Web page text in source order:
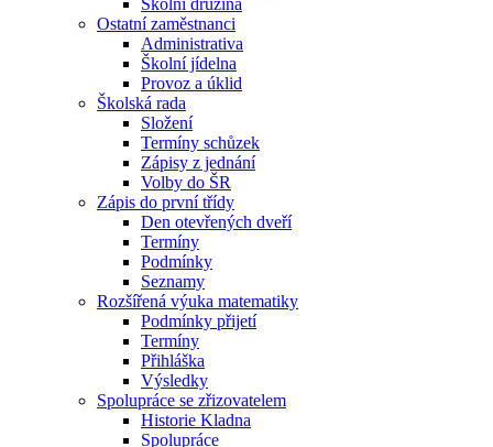
Školní družina
Ostatní zaměstnanci
Administrativa
Školní jídelna
Provoz a úklid
Školská rada
Složení
Termíny schůzek
Zápisy z jednání
Volby do ŠR
Zápis do první třídy
Den otevřených dveří
Termíny
Podmínky
Seznamy
Rozšířená výuka matematiky
Podmínky přijetí
Termíny
Přihláška
Výsledky
Spolupráce se zřizovatelem
Historie Kladna
Spolupráce